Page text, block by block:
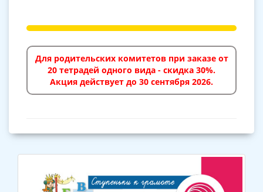
Для родительских комитетов при заказе от
20 тетрадей одного вида - скидка 30%.
Акция действует до 30 сентября 2026.